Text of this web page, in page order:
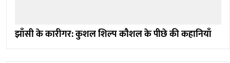
झाँसी के कारीगर: कुशल शिल्प कौशल के पीछे की कहानियाँ